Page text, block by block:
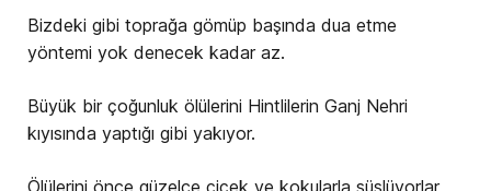
Bizdeki gibi toprağa gömüp başında dua etme
yöntemi yok denecek kadar az.
Büyük bir çoğunluk ölülerini Hintlilerin Ganj Nehri
kıyısında yaptığı gibi yakıyor.
Ölülerini önce güzelce çiçek ve kokularla süslüyorlar,